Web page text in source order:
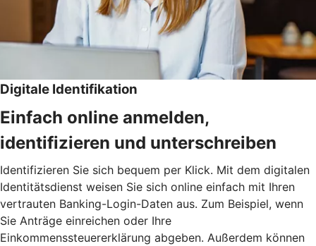
Digitale Identifikation
Einfach online anmelden,
identifizieren und unterschreiben
Identifizieren Sie sich bequem per Klick. Mit dem digitalen
Identitätsdienst weisen Sie sich online einfach mit Ihren
vertrauten Banking-Login-Daten aus. Zum Beispiel, wenn
Sie Anträge einreichen oder Ihre
Einkommenssteuererklärung abgeben. Außerdem können